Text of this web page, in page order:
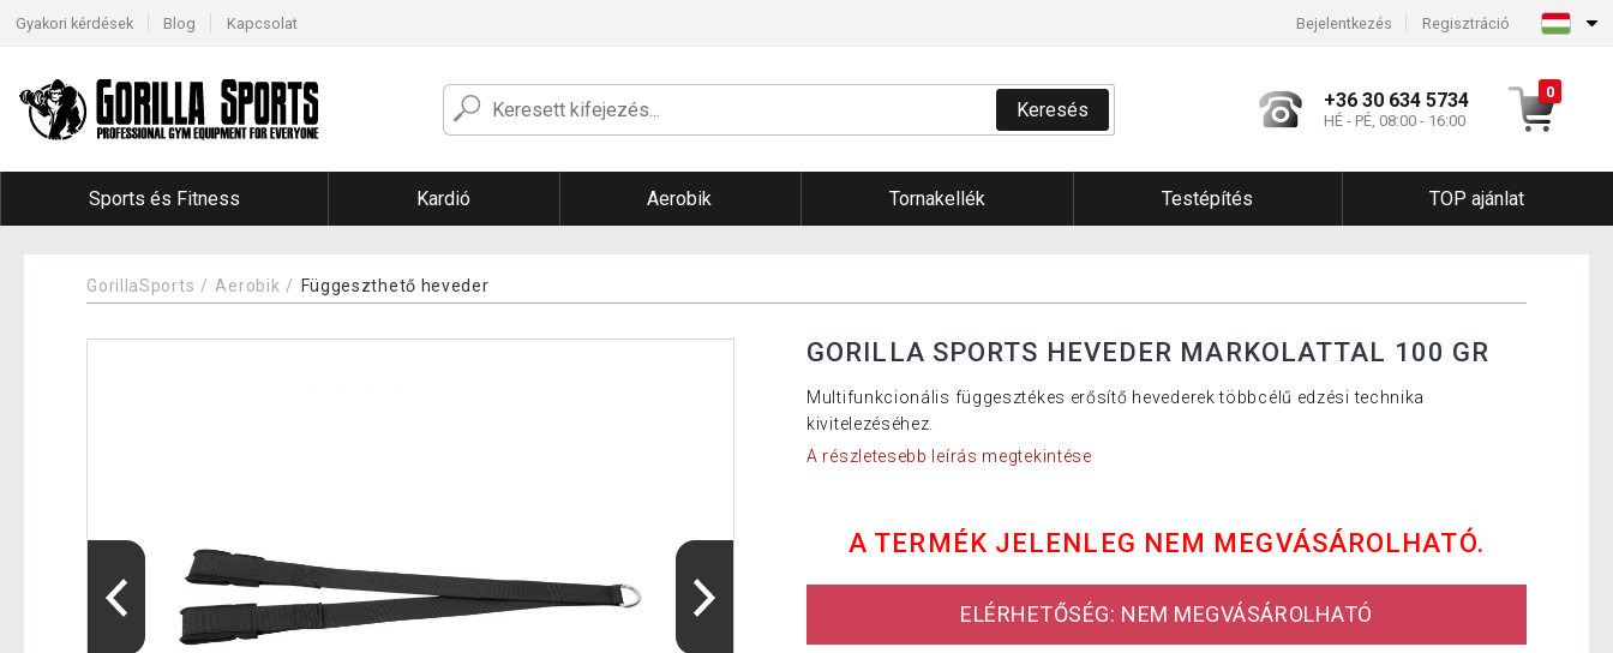
Gyakori kérdések Blog Kapcsolat Bejelentkezés Regisztráció
Keresés +36 30 634 5734
HÉ - PÉ, 08:00 - 16:00
0
Sports és Fitness Kardió Aerobik Tornakellék Testépítés TOP ajánlat
GorillaSports Aerobik Függeszthető heveder
GORILLA SPORTS HEVEDER MARKOLATTAL 100 GR
Multifunkcionális függesztékes erősítő hevederek többcélű edzési technika
kivitelezéséhez.
A részletesebb leírás megtekintése
A TERMÉK JELENLEG NEM MEGVÁSÁROLHATÓ.
ELÉRHETŐSÉG: NEM MEGVÁSÁROLHATÓ